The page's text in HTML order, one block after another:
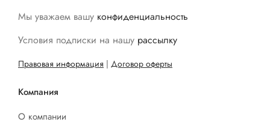
Мы уважаем вашу конфиденциальность
Условия подписки на нашу рассылку
Правовая информация | Договор оферты
Компания
О компании